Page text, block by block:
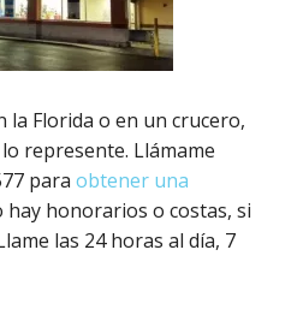
la Florida o en un crucero,
represente. Llámame
para obtener una
hay honorarios o costas, si
las 24 horas al día, 7